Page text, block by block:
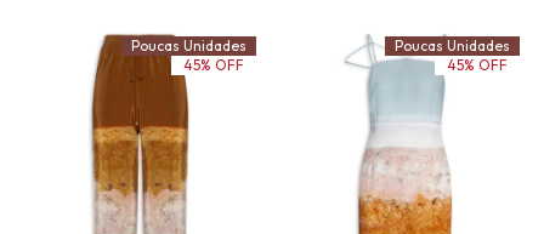
Poucas Unidades
45% OFF
Poucas Unidades
45% OFF